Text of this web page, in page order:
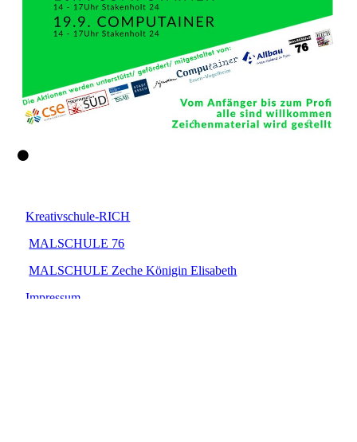
Kreativschule-RICH
MALSCHULE 76
MALSCHULE Zeche Königin Elisabeth
Impressum